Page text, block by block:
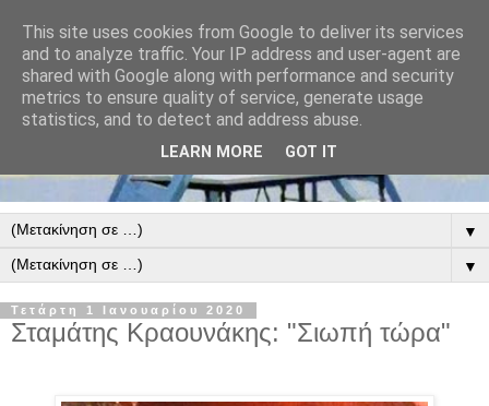
▼
▼
Τετάρτη 1 Ιανουαρίου 2020
Σταμάτης Κραουνάκης: "Σιωπή τώρα"
This site uses cookies from Google to deliver its services
and to analyze traffic. Your IP address and user-agent are
shared with Google along with performance and security
metrics to ensure quality of service, generate usage
statistics, and to detect and address abuse.
LEARN MORE GOT IT